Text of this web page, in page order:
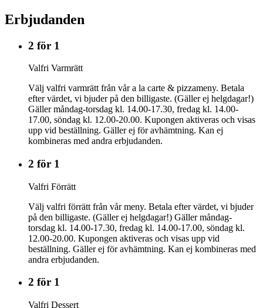
Erbjudanden
2 för 1
Valfri Varmrätt
Välj valfri varmrätt från vår a la carte & pizzameny. Betala
efter värdet, vi bjuder på den billigaste. (Gäller ej helgdagar!)
Gäller måndag-torsdag kl. 14.00-17.30, fredag kl. 14.00-
17.00, söndag kl. 12.00-20.00. Kupongen aktiveras och visas
upp vid beställning. Gäller ej för avhämtning. Kan ej
kombineras med andra erbjudanden.
2 för 1
Valfri Förrätt
Välj valfri förrätt från vår meny. Betala efter värdet, vi bjuder
på den billigaste. (Gäller ej helgdagar!) Gäller måndag-
torsdag kl. 14.00-17.30, fredag kl. 14.00-17.00, söndag kl.
12.00-20.00. Kupongen aktiveras och visas upp vid
beställning. Gäller ej för avhämtning. Kan ej kombineras med
andra erbjudanden.
2 för 1
Valfri Dessert